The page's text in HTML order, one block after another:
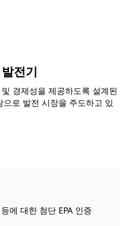
전기
경제성을 제공하도록 설계된
로 발전 시장을 주도하고 있
에 대한 첨단 EPA 인증